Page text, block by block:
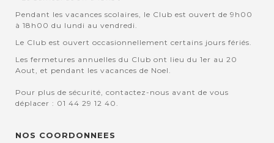
Pendant les vacances scolaires, le Club est ouvert de 9h00
à 18h00 du lundi au vendredi.
Le Club est ouvert occasionnellement certains jours fériés.
Les fermetures annuelles du Club ont lieu du 1er au 20
Aout, et pendant les vacances de Noel.
Pour plus de sécurité, contactez-nous avant de vous
déplacer : 01 44 29 12 40.
NOS COORDONNEES